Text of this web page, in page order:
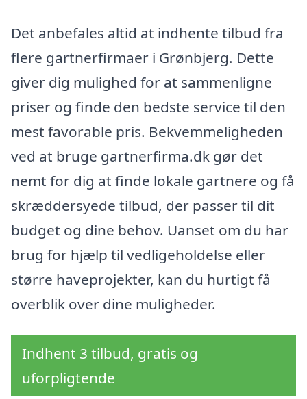
Det anbefales altid at indhente tilbud fra
flere gartnerfirmaer i Grønbjerg. Dette
giver dig mulighed for at sammenligne
priser og finde den bedste service til den
mest favorable pris. Bekvemmeligheden
ved at bruge gartnerfirma.dk gør det
nemt for dig at finde lokale gartnere og få
skræddersyede tilbud, der passer til dit
budget og dine behov. Uanset om du har
brug for hjælp til vedligeholdelse eller
større haveprojekter, kan du hurtigt få
overblik over dine muligheder.
Indhent 3 tilbud, gratis og
uforpligtende